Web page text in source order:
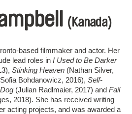
(Kanada)
based filmmaker and actor. Her
lead roles in I Used to Be Darker
Stinking Heaven (Nathan Silver,
Bohdanowicz, 2016), Self-
(Julian Radlmaier, 2017) and Fail
2018). She has received writing
acting projects, and was awarded a